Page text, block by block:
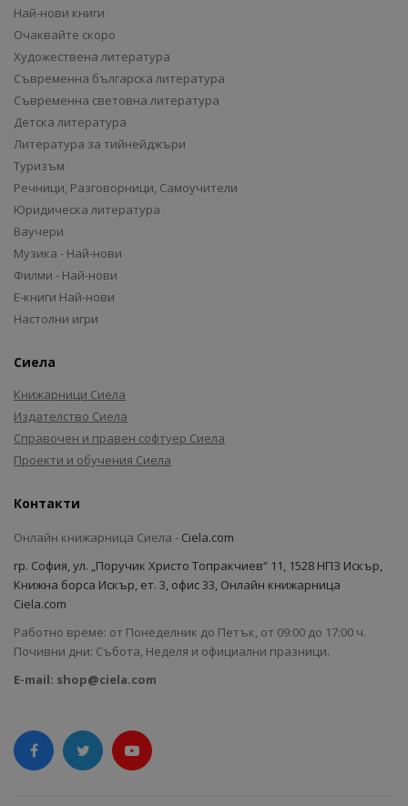
Най-нови книги
Очаквайте скоро
Художествена литература
Съвременна българска литература
Съвременна световна литература
Детска литература
Литература за тийнейджъри
Туризъм
Речници, Разговорници, Самоучители
Юридическа литература
Ваучери
Музика - Най-нови
Филми - Най-нови
Е-книги Най-нови
Настолни игри
Сиела
Книжарници Сиела
Издателство Сиела
Справочен и правен софтуер Сиела
Проекти и обучения Сиела
Контакти
Онлайн книжарница Сиела - Ciela.com
гр. София, ул. „Поручик Христо Топракчиев“ 11, 1528 НПЗ Искър,
Книжна борса Искър, ет. 3, офис 33, Онлайн книжарница
Ciela.com
Работно време: от Понеделник до Петък, от 09:00 до 17:00 ч.
Почивни дни: Събота, Неделя и официални празници.
E-mail: shop@ciela.com